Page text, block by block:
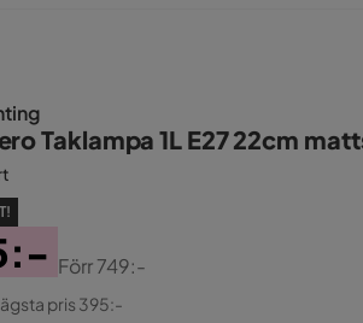
Taklampa 1L E27 22cm
Förr749:-
pris 395:-